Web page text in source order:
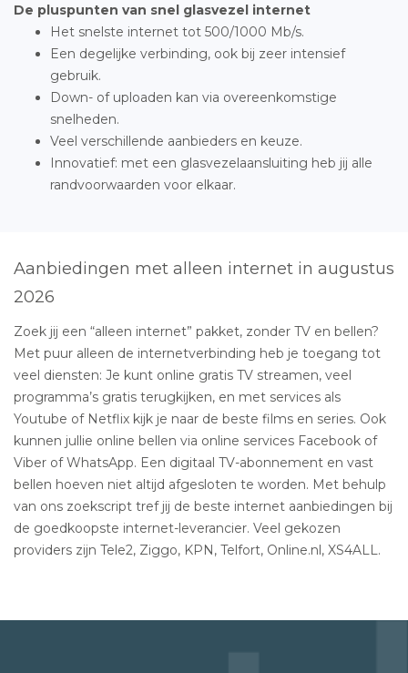
De pluspunten van snel glasvezel internet
Het snelste internet tot 500/1000 Mb/s.
Een degelijke verbinding, ook bij zeer intensief
gebruik.
Down- of uploaden kan via overeenkomstige
snelheden.
Veel verschillende aanbieders en keuze.
Innovatief: met een glasvezelaansluiting heb jij alle
randvoorwaarden voor elkaar.
Aanbiedingen met alleen internet in augustus
2026
Zoek jij een “alleen internet” pakket, zonder TV en bellen?
Met puur alleen de internetverbinding heb je toegang tot
veel diensten: Je kunt online gratis TV streamen, veel
programma’s gratis terugkijken, en met services als
Youtube of Netflix kijk je naar de beste films en series. Ook
kunnen jullie online bellen via online services Facebook of
Viber of WhatsApp. Een digitaal TV-abonnement en vast
bellen hoeven niet altijd afgesloten te worden. Met behulp
van ons zoekscript tref jij de beste internet aanbiedingen bij
de goedkoopste internet-leverancier. Veel gekozen
providers zijn Tele2, Ziggo, KPN, Telfort, Online.nl, XS4ALL.